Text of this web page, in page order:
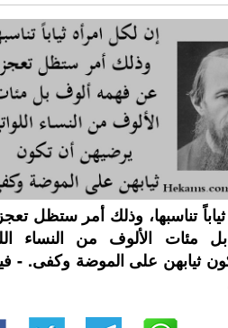
تناسبها، وذلك أمر ستظل
مئات الألوف من النساء
ثيابهن على الموضة وكفى. -